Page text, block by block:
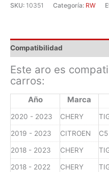
SKU: 10351 Categoría: RW
Compatibilidad
Este aro es
carros:
Año Marca
2020 - 2023 CHERY
2019 - 2023 CITROEN C5
2018 - 2023 CHERY
2018 - 2022 CHERY